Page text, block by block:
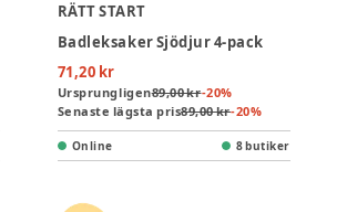
RÄTT START
Badleksaker Sjödjur 4-pack
71,20 kr
Ursprungligen89,00 kr-20%
Senaste lägsta pris89,00 kr-20%
Online 8 butiker